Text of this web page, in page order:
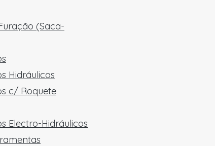
(Saca-
Hidráulicos
c/ Roquete
Electro-Hidráulicos